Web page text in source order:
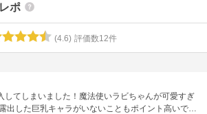
ポ
(4.6) 評価数12件
してしまいました！魔法使いラビちゃんが可愛すぎ